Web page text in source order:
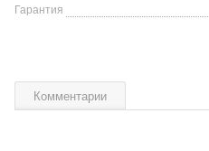
Гарантия
Комментарии